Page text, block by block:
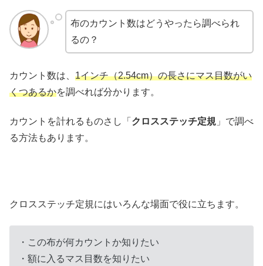
布のカウント数はどうやったら調べられ
るの？
カウント数は、 1インチ（2.54cm）の長さにマス目数がい
くつあるかを調べれば分かります。
カウントを計れるものさし「 クロスステッチ定規 」で調べ
る方法もあります。
クロスステッチ定規にはいろんな場面で役に立ちます。
・この布が何カウントか知りたい
・額に入るマス目数を知りたい